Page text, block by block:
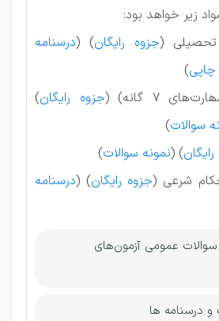
زیر خواهد بود:
(جزوه رایگان) (درسنامه
)
۷ گانه) (
جزوه رایگان)
سوالات)
) (نمونه سوالات)
شرعی (جزوه رایگان) (درسنامه
سوالات عمومی آزمون‌های
و درسنامه ها